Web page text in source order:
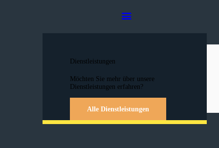
Dienstleistungen
Möchten Sie mehr über unsere
Dienstleistungen erfahren?
Alle Dienstleistungen